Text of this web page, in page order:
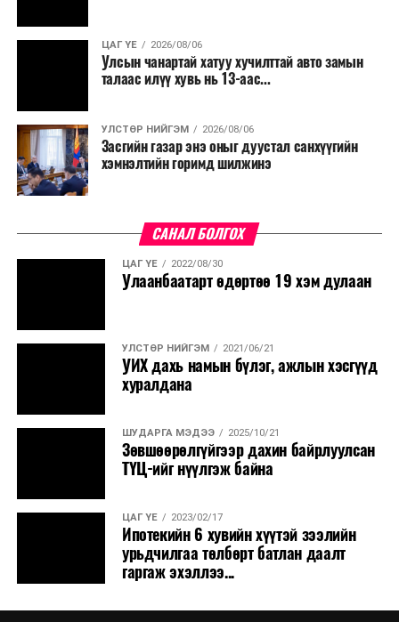
ЦАГ ҮЕ 2026/08/06
Улсын чанартай хатуу хучилттай авто замын
талаас илүү хувь нь 13-аас...
УЛСТӨР НИЙГЭМ 2026/08/06
Засгийн газар энэ оныг дуустал санхүүгийн
хэмнэлтийн горимд шилжинэ
САНАЛ БОЛГОХ
ЦАГ ҮЕ 2022/08/30
Улаанбаатарт өдөртөө 19 хэм дулаан
УЛСТӨР НИЙГЭМ 2021/06/21
УИХ дахь намын бүлэг, ажлын хэсгүүд
хуралдана
ШУДАРГА МЭДЭЭ 2025/10/21
Зөвшөөрөлгүйгээр дахин байрлуулсан
ТҮЦ-ийг нүүлгэж байна
ЦАГ ҮЕ 2023/02/17
Ипотекийн 6 хувийн хүүтэй зээлийн
урьдчилгаа төлбөрт батлан даалт
гаргаж эхэллээ...